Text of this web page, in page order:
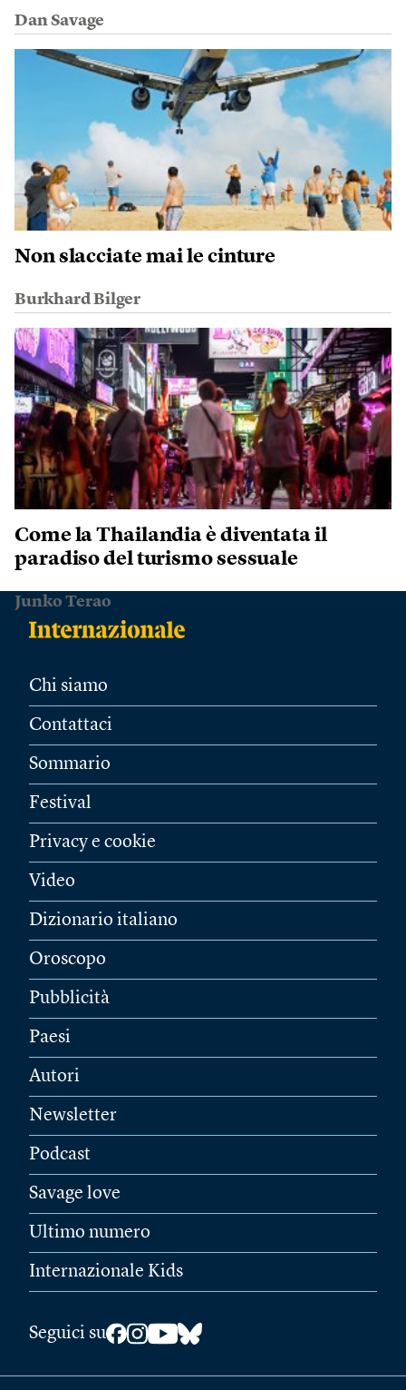
Dan Savage
Non slacciate mai le cinture
Burkhard Bilger
Come la Thailandia è diventata il
paradiso del turismo sessuale
Junko Terao
Chi siamo
Contattaci
Sommario
Festival
Privacy e cookie
Video
Dizionario italiano
Oroscopo
Pubblicità
Paesi
Autori
Newsletter
Podcast
Savage love
Ultimo numero
Internazionale Kids
Seguici su